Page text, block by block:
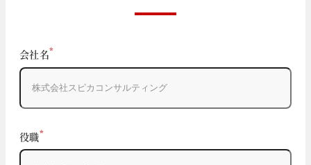
会社名*
役職*
If
you
are
human,
ignore
this
field